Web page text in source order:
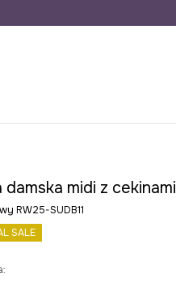
zwrot
damska midi z cekinami
RW25-SUDB11
SALE